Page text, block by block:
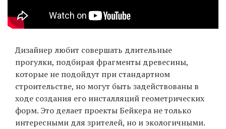
Дизайнер любит совершать длительные
прогулки, подбирая фрагменты древесины,
которые не подойдут при стандартном
строительстве, но могут быть задействованы в
ходе создания его инсталляций геометрических
форм. Это делает проекты Бейкера не только
интересными для зрителей, но и экологичными.